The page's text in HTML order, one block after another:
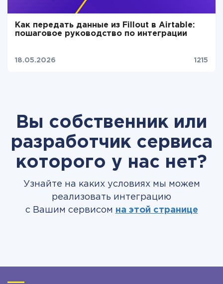
Как передать данные из Fillout в Airtable:
пошаговое руководство по интеграции
18.05.2026 1215
Вы собственник или
разработчик сервиса
которого у нас нет?
Узнайте на каких условиях мы можем
реализовать интеграцию
с Вашим сервисом на этой странице